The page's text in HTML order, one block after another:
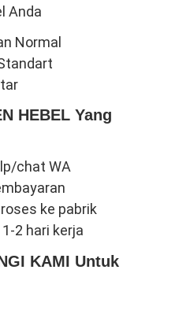
Anda
Normal
HEBEL Yang
chat WA
ke pabrik
2 hari kerja
KAMI Untuk